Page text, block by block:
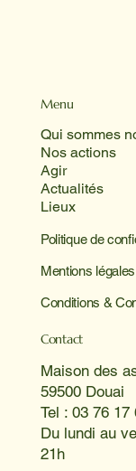
Menu
Qui sommes
Nos actions
Agir
Actualités
Lieux
Politique de
Mentions légales
Conditions &
Contact
Maison des
59500 Douai
Tel : 03 76 17
Du lundi au
21h